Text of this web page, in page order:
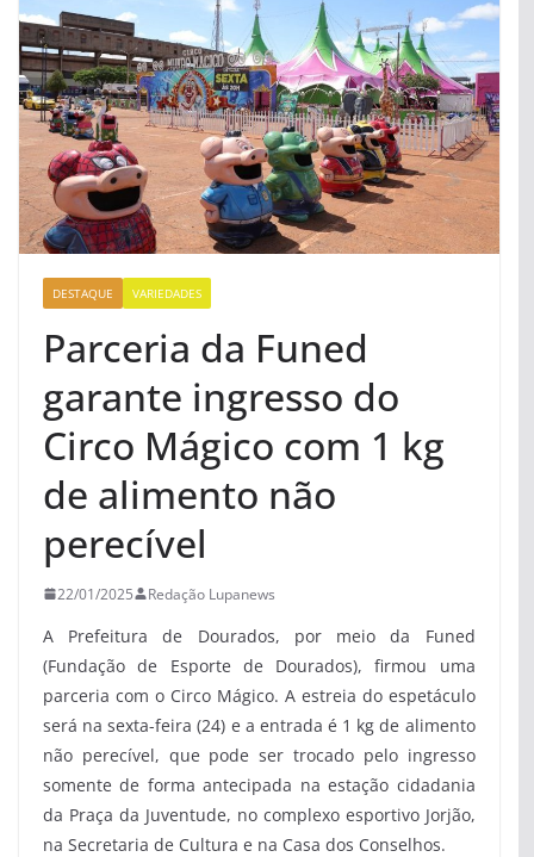
DESTAQUE VARIEDADES
Parceria da Funed
garante ingresso do
Circo Mágico com 1 kg
de alimento não
perecível
22/01/2025 Redação Lupanews
A Prefeitura de Dourados, por meio da Funed
(Fundação de Esporte de Dourados), firmou uma
parceria com o Circo Mágico. A estreia do espetáculo
será na sexta-feira (24) e a entrada é 1 kg de alimento
não perecível, que pode ser trocado pelo ingresso
somente de forma antecipada na estação cidadania
da Praça da Juventude, no complexo esportivo Jorjão,
na Secretaria de Cultura e na Casa dos Conselhos.